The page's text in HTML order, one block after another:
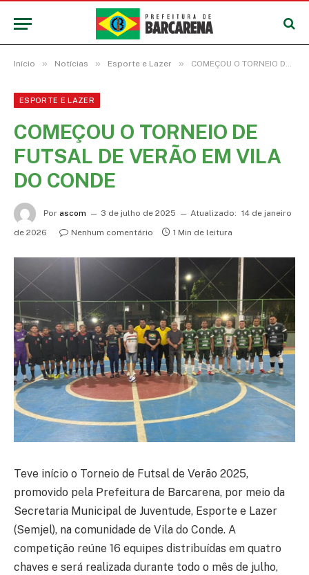
Início » Notícias » Esporte e Lazer » COMEÇOU O TORNEIO DE FUTSAL DE VERÃO EM VILA DO CONDE
ESPORTE E LAZER
COMEÇOU O TORNEIO DE
FUTSAL DE VERÃO EM VILA
DO CONDE
Por ascom 3 de julho de 2025 Atualizado: 14 de janeiro
de 2026
Nenhum comentário 1 Min de leitura
Teve início o Torneio de Futsal de Verão 2025,
promovido pela Prefeitura de Barcarena, por meio da
Secretaria Municipal de Juventude, Esporte e Lazer
(Semjel), na comunidade de Vila do Conde. A
competição reúne 16 equipes distribuídas em quatro
chaves e será realizada durante todo o mês de julho,